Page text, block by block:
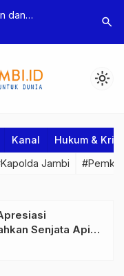
dan
Tersangka
Polres
Dua
search
light_mode
Kanal Hukum &
Jambi
Senjata Api
Kepolisian